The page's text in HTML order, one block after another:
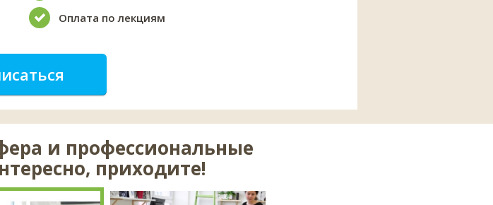
Оплата по лекциям
и профессиональные
приходите!